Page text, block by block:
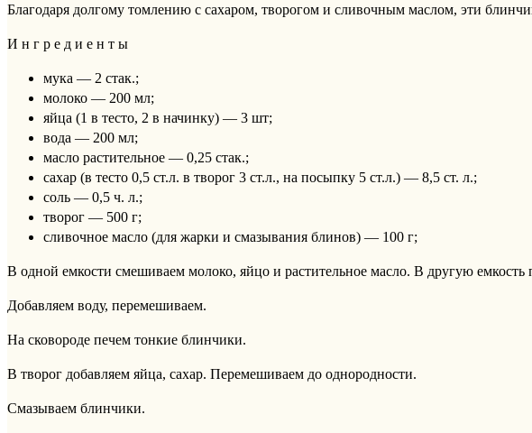
Благодаря долгому томлению с сахаром, творогом и сливочным маслом, эти
И н г р е д и е н т ы
мука — 2 стак.;
молоко — 200 мл;
яйца (1 в тесто, 2 в начинку) — 3 шт;
вода — 200 мл;
масло растительное — 0,25 стак.;
сахар (в тесто 0,5 ст.л. в творог 3 ст.л., на посыпку 5 ст.л.) — 8,5 ст. л.;
соль — 0,5 ч. л.;
творог — 500 г;
сливочное масло (для жарки и смазывания блинов) — 100 г;
В одной емкости смешиваем молоко, яйцо и растительное масло. В другую
Добавляем воду, перемешиваем.
На сковороде печем тонкие блинчики.
В творог добавляем яйца, сахар. Перемешиваем до однородности.
Смазываем блинчики.